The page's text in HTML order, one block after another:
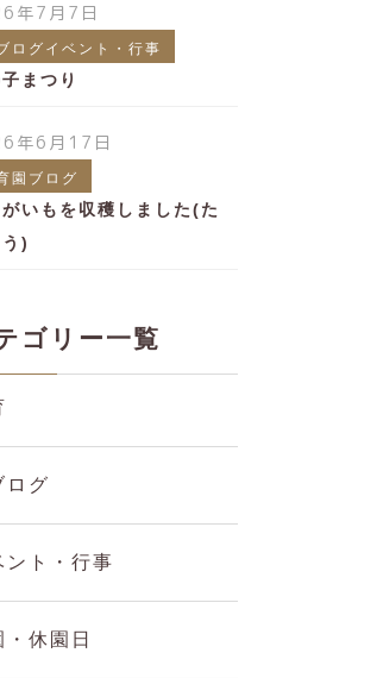
年7月7日
ログイベント・行事
まつり
年6月17日
園ブログ
がいもを収穫しました(た
)
ゴリー一覧
ログ
ント・行事
・休園日